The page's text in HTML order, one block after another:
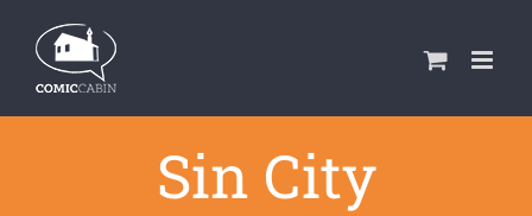
Inhalt
springen
Sin City